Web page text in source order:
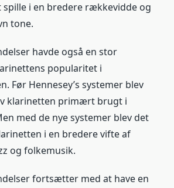
i en bredere rækkevidde og
tone.
havde også en stor
popularitet i
Før Hennesey’s systemer blev
klarinetten primært brugt i
med de nye systemer blev det
i en bredere vifte af
og folkemusik.
fortsætter med at have en